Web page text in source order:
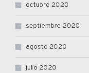
octubre 2020
septiembre 2020
agosto 2020
julio 2020